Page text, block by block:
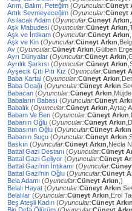
Arım, Balım, Peteğim (Oyuncular:Cüneyt
Artık Sevmeyeceğim (Oyuncular:Cüneyt
Asılacak Adam (Oyuncular:Cüneyt Arkın
Aşk Mabudesi (Oyuncular:Cüneyt Arkın
Aşk ve İntikam (Oyuncular:Cüneyt Arkın
Aşk ve Kin (Oyuncular:Cüneyt Arkın
Av (Oyuncular:Cüneyt Arkın ,Gülben
Ayrı Dünyalar (Oyuncular:Cüneyt Arkın
Ayrılık Şarkısı (Oyuncular:Cüneyt Arkın
Ayşecik Çıtı Pıtı Kız (Oyuncular:Cüneyt
Baba Kartal (Oyuncular:Cüneyt Arkın
Baba Ocağı (Oyuncular:Cüneyt Arkın
Babacan (Oyuncular:Cüneyt Arkın
Babaların Babası (Oyuncular:Cüneyt
Babalık (Oyuncular:Cüneyt Arkın ,Aytaç
Babam Ve Ben (Oyuncular:Cüneyt Arkın
Babanın Oğlu (Oyuncular:Cüneyt Arkın
Babasının Oğlu (Oyuncular:Cüneyt Arkın
Babanın Suçu (Oyuncular:Cüneyt Arkın
Baskın (Oyuncular:Cüneyt Arkın ,Necla
Battal Gazi Destanı (Oyuncular:Cüneyt
Battal Gazi Geliyor (Oyuncular:Cüneyt
Battal Gazi'nin İntikamı (Oyuncular:
Battal Gazi'nin Oğlu (Oyuncular:Cüneyt
Bela Adamı (Oyuncular:Cüneyt Arkın ,)
Belalı Hayat (Oyuncular:Cüneyt Arkın
Belalılar (Oyuncular:Cüneyt Arkın ,Erol
Beş Ateşli Kadın (Oyuncular:Cüneyt Arkın